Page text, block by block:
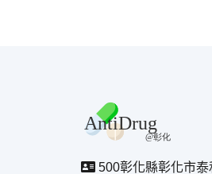
500彰化縣彰化市